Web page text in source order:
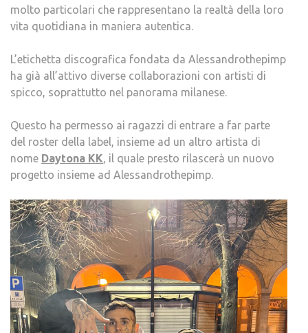
molto particolari che rappresentano la realtà della loro
vita quotidiana in maniera autentica.
L’etichetta discografica fondata da Alessandrothepimp
ha già all’attivo diverse collaborazioni con artisti di
spicco, soprattutto nel panorama milanese.
Questo ha permesso ai ragazzi di entrare a far parte
del roster della label, insieme ad un altro artista di
nome Daytona KK, il quale presto rilascerà un nuovo
progetto insieme ad Alessandrothepimp.